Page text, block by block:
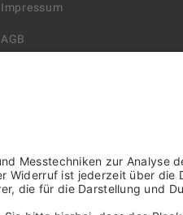
Impressum
AGB
Informationen zur